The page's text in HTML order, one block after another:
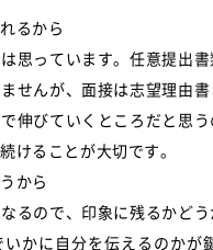
るから
思っています。任意提出
せんが、面接は志望理由
伸びていくところだと思
けることが大切です。
から
るので、印象に残るかど
かに自分を伝えるのか